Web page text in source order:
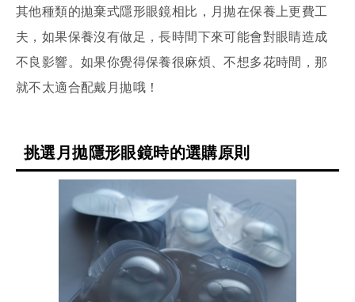
其他種類的拋棄式隱形眼鏡相比，月拋在保養上更費工
夫，如果保養沒有做足，長時間下來可能會對眼睛造成
不良影響。如果你覺得保養很麻煩、不想多花時間，那
就不太適合配戴月拋哦！
挑選月拋隱形眼鏡時的選購原則